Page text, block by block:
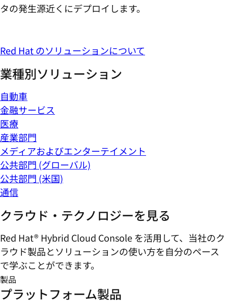
タの発生源近くにデプロイします。
Red Hat のソリューションについて
業種別ソリューション
自動車
金融サービス
医療
産業部門
メディアおよびエンターテイメント
公共部門 (グローバル)
公共部門 (米国)
通信
クラウド・テクノロジーを見る
Red Hat® Hybrid Cloud Console を活用して、当社のク
ラウド製品とソリューションの使い方を自分のペース
で学ぶことができます。
製品
プラットフォーム製品